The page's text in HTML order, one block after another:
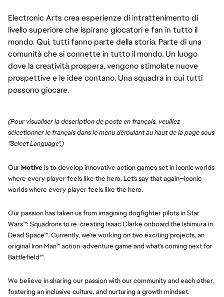
Electronic Arts crea esperienze di intrattenimento di
livello superiore che ispirano giocatori e fan in tutto il
mondo. Qui, tutti fanno parte della storia. Parte di una
comunità che si connette in tutto il mondo. Un luogo
dove la creatività prospera, vengono stimolate nuove
prospettive e le idee contano. Una squadra in cui tutti
possono giocare.
(Pour visualiser la description de poste en français, veuillez
sélectionner le français dans le menu déroulant au haut de la page sous
"Select Language".)
Our Motiveis to develop innovative action games set in iconic worlds
where every player feels like the hero. Let's say that again—iconic
worlds where every player feels like the hero.
Our passion has taken us from imagining dogfighter pilots in Star
Wars™: Squadrons to re-creating Isaac Clarke onboard the Ishimura in
Dead Space™. Currently, we're working on two exciting projects, an
original Iron Man™ action-adventure game and what's coming next for
Battlefield™.
We believe in sharing our passion with our community and each other,
fostering an inclusive culture, and nurturing a growth mindset.